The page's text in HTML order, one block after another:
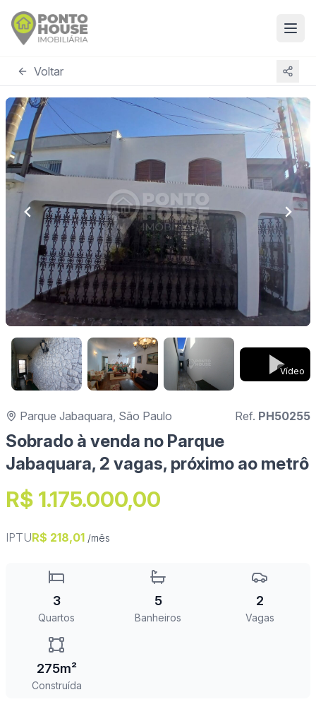
Voltar
Vídeo
Parque Jabaquara, São Paulo Ref. PH50255
Sobrado à venda no Parque
Jabaquara, 2 vagas, próximo ao metrô
R$ 1.175.000,00
IPTUR$ 218,01 /mês
3
Quartos
5
Banheiros
2
Vagas
275m²
Construída